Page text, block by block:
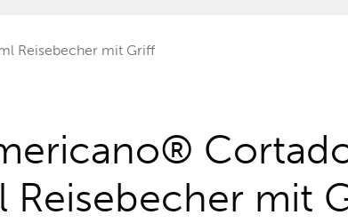
Reisebecher mit Griff
Reisebecher mit